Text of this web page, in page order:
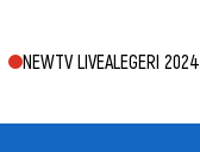
NEWTV LIVEALEGERI 2024